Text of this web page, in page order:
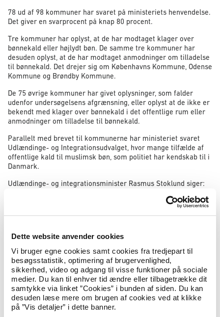
Dette website anvender cookies
Vi bruger egne cookies samt cookies fra tredjepart til
besøgsstatistik, optimering af brugervenlighed,
sikkerhed, video og adgang til visse funktioner på sociale
medier. Du kan til enhver tid ændre eller tilbagetrække dit
samtykke via linket ”Cookies” i bunden af siden. Du kan
desuden læse mere om brugen af cookies ved at klikke
på ”Vis detaljer” i dette banner.
78 ud af 98 kommuner har svaret på ministeriets henvendelse.
Det giver en svarprocent på knap 80 procent.
Tre kommuner har oplyst, at de har modtaget klager over
bønnekald eller højlydt bøn. De samme tre kommuner har
desuden oplyst, at de har modtaget anmodninger om tilladelse
til bønnekald. Det drejer sig om Københavns Kommune, Odense
Kommune og Brøndby Kommune.
De 75 øvrige kommuner har givet oplysninger, som falder
udenfor undersøgelsens afgrænsning, eller oplyst at de ikke er
bekendt med klager over bønnekald i det offentlige rum eller
anmodninger om tilladelse til bønnekald.
Parallelt med brevet til kommunerne har ministeriet svaret
Udlændinge- og Integrationsudvalget, hvor mange tilfælde af
offentlige kald til muslimsk bøn, som politiet har kendskab til i
Danmark.
Udlændinge- og integrationsminister Rasmus Stoklund siger:
tydeligt, at for mig at se er ét offentligt bønnekald et for
derfor er det fortsat rettidig omhu at undersøge den
juridiske mulighed for at forbyde bønnekald i det
offentlige rum.
Læs ”Notat vedrørende kommunernes erfaringer med
hændelser med bønnekald i det offentlige rum”